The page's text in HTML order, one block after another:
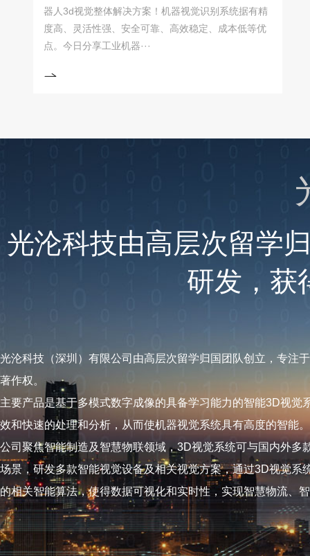
器人3d视觉整体解决方案！机器视觉识别系统据有精
度高、灵活性强、安全可靠、高效稳定、成本低等优
点。今日分享工业机器···
光沦科技由高层次留学
研发，获
光沦科技（深圳）有限公司由高层次留学归国团队创立，专注
著作权。
主要产品是基于多模式数字成像的具备学习能力的智能3D视
效和快速的处理和分析，从而使机器视觉系统具有高度的智能
公司聚焦智能制造及智慧物联领域，3D视觉系统可与国内外
场景，研发多款智能视觉设备及相关视觉方案，通过3D视觉
的相关智能算法，使得数据可视化和实时性，实现智慧物流、